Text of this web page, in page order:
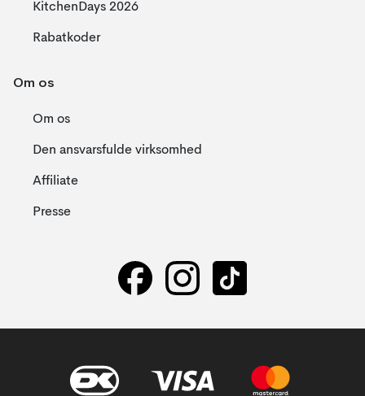
KitchenDays 2026
Rabatkoder
Om os
Om os
Den ansvarsfulde virksomhed
Affiliate
Presse